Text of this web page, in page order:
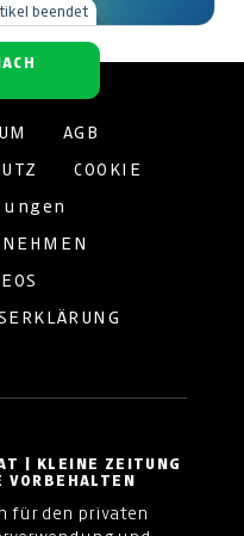
beendet
| KLEINE ZEITUNG
VORBEHALTEN
für den privaten
AGB
COOKIE